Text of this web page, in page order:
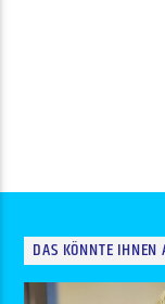
DAS KÖNNTE IHNEN